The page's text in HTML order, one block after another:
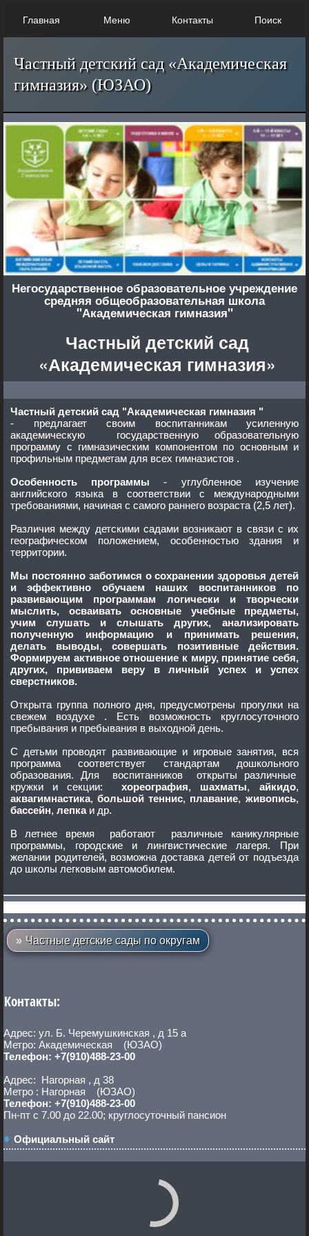
Главная Меню Контакты Поиск
Частный детский сад «Академическая
гимназия» (ЮЗАО)
Негосударственное образовательное учреждение
средняя общеобразовательная школа
"Академическая гимназия"
Частный детский сад
«Академическая гимназия»
Частный детский сад "Академическая гимназия "
- предлагает своим воспитанникам усиленную
академическую государственную образовательную
программу с гимназическим компонентом по основным и
профильным предметам для всех гимназистов .
Особенность программы - углубленное изучение
английского языка в соответствии с международными
требованиями, начиная с самого раннего возраста (2,5 лет).
Различия между детскими садами возникают в связи с их
географическом положением, особенностью здания и
территории.
Мы постоянно заботимся о сохранении здоровья детей
и эффективно обучаем наших воспитанников по
развивающим программам логически и творчески
мыслить, осваивать основные учебные предметы,
учим слушать и слышать других, анализировать
полученную информацию и принимать решения,
делать выводы, совершать позитивные действия.
Формируем активное отношение к миру, принятие себя,
других, прививаем веру в личный успех и успех
сверстников.
Открыта группа полного дня, предусмотрены прогулки на
свежем воздухе . Есть возможность круглосуточного
пребывания и пребывания в выходной день.
С детьми проводят развивающие и игровые занятия, вся
программа соответствует стандартам дошкольного
образования. Для воспитанников открыты различные
кружки и секции: хореография, шахматы, айкидо,
аквагимнастика, большой теннис, плавание, живопись,
бассейн, лепкаи др.
В летнее время работают различные каникулярные
программы, городские и лингвистические лагеря. При
желании родителей, возможна доставка детей от подъезда
до школы легковым автомобилем.
Частные детские сады по округам
Контакты:
Адрес: ул. Б. Черемушкинская , д 15 а
Метро: Академическая (ЮЗАО)
Телефон: +7(910)488-23-00
Адрес: Нагорная , д 38
Метро : Нагорная (ЮЗАО)
Телефон: +7(910)488-23-00
Пн-пт с 7.00 до 22.00; круглосуточный пансион
Официальный сайт